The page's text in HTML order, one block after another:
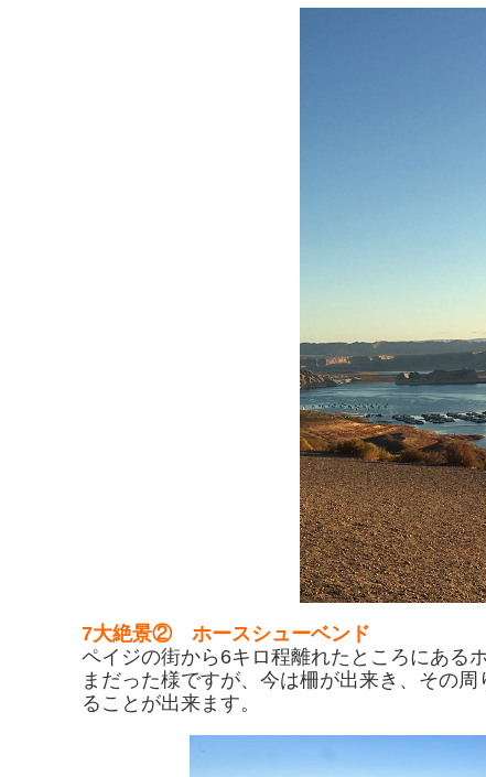
7大絶景② ホースシューベンド
ペイジの街から6キロ程離れたところにある
まだった様ですが、今は柵が出来き、その
ることが出来ます。